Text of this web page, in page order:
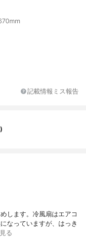
記載情報ミス報告
します。冷風扇はエアコ
なっていますが、はっき
る